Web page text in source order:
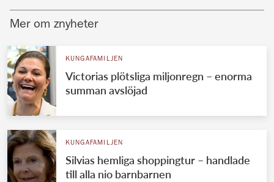
Mer om znyheter
KUNGAFAMILJEN
Victorias plötsliga miljonregn – enorma
summan avslöjad
KUNGAFAMILJEN
Silvias hemliga shoppingtur – handlade
till alla nio barnbarnen